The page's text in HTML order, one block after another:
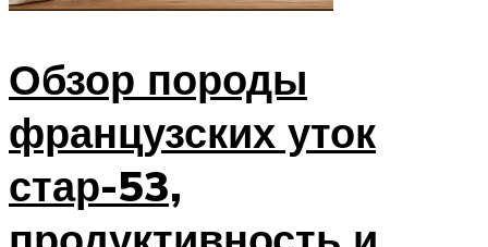
Обзор породы
французских уток
стар-53,